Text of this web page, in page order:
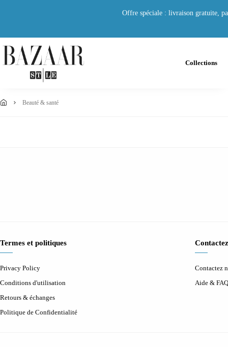
Offre spéciale : livraison gratuite,
Collections
beauté & santé
Termes et politiques
Privacy Policy
Conditions d'utilisation
Retours & échanges
Politique de Confidentialité
Contactez
Aide & FAQ